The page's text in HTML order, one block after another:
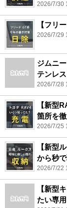
2026/7/30
【フリ
2026/7/29
ジムニ
テンレ
2026/7/28
【新型
箇所を
2026/7/25
【新型
から秒
2026/7/22
【新型
たい専